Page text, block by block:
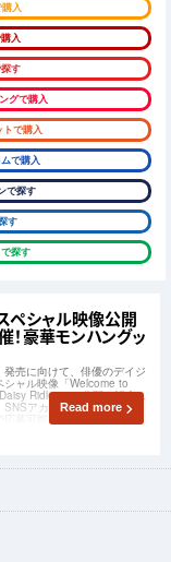
入
入
探す
グで購入
で購入
で購入
で探す
す
探す
ペシャル映像公開
！豪華モンハングッ
発売に向けて、俳優のデイジ
ャル映像「Welcome to
Ridley」の公開を記念し
アカウントをフォロー・
募可能です
Read more